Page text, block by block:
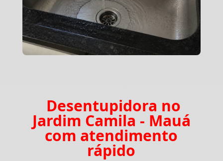
Desentupidora no
Jardim Camila - Mauá
com atendimento
rápido